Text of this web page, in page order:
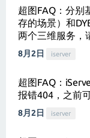
超图FAQ：分别
存的场景）和
两个三维服务，
8月2日 iserver
超图FAQ：
报错404，之前
8月2日 iserver